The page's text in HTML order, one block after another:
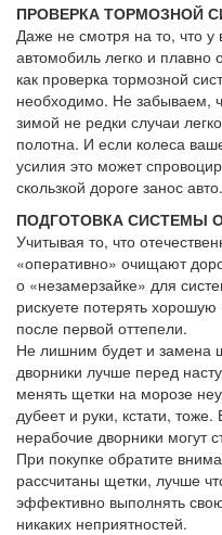
ПРОВЕРКА ТОРМОЗНОЙ
Даже не смотря на то, что у
автомобиль легко и плавно
как проверка тормозной
необходимо. Не забываем,
зимой не редки случаи
полотна. И если колеса
усилия это может
скользкой дороге занос авто.
ПОДГОТОВКА СИСТЕМЫ
Учитывая то, что
«оперативно» очищают
о «незамерзайке» для
рискуете потерять
после первой оттепели.
Не лишним будет и замена
дворники лучше перед
менять щетки на морозе
дубеет и руки, кстати,
нерабочие дворники могут
При покупке обратите
рассчитаны щетки, лучше
эффективно выполнять
никаких неприятностей.